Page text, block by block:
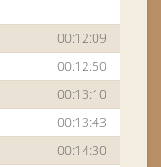
00:12:09
00:12:50
00:13:10
00:13:43
00:14:30